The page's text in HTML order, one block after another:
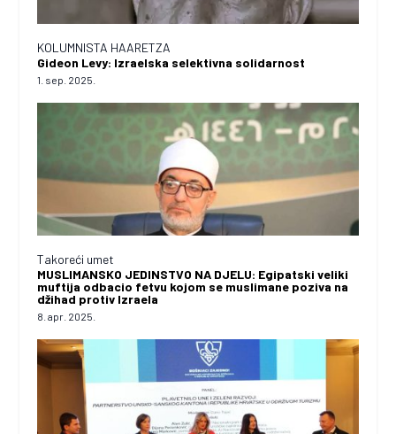
KOLUMNISTA HAARETZA
Gideon Levy: Izraelska selektivna solidarnost
1. sep. 2025.
Takoreći umet
MUSLIMANSKO JEDINSTVO NA DJELU: Egipatski veliki
muftija odbacio fetvu kojom se muslimane poziva na
džihad protiv Izraela
8. apr. 2025.